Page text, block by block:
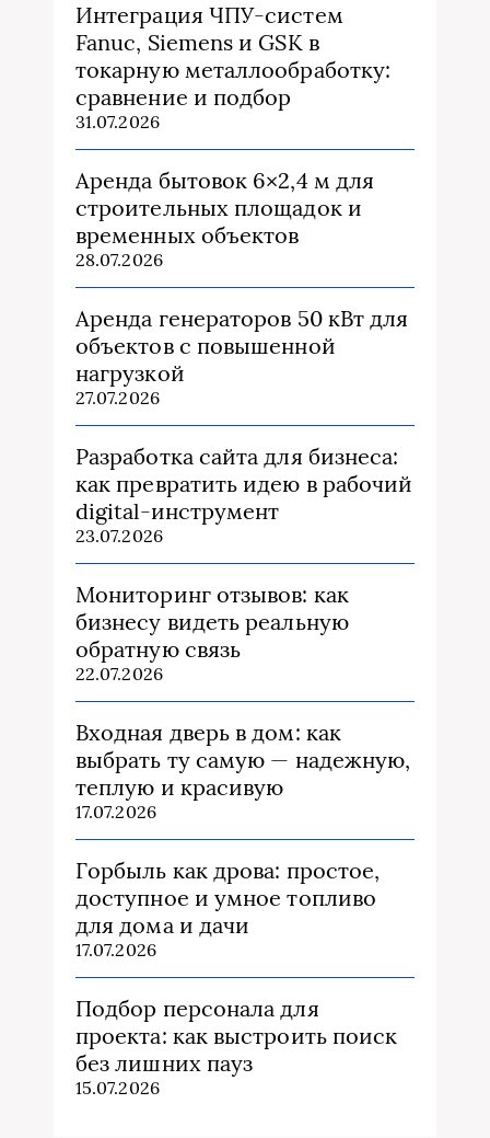
Интеграция ЧПУ-систем
Fanuc, Siemens и GSK в
токарную металлообработку:
сравнение и подбор
31.07.2026
Аренда бытовок 6×2,4 м для
строительных площадок и
временных объектов
28.07.2026
Аренда генераторов 50 кВт для
объектов с повышенной
нагрузкой
27.07.2026
Разработка сайта для бизнеса:
как превратить идею в рабочий
digital-инструмент
23.07.2026
Мониторинг отзывов: как
бизнесу видеть реальную
обратную связь
22.07.2026
Входная дверь в дом: как
выбрать ту самую — надежную,
теплую и красивую
17.07.2026
Горбыль как дрова: простое,
доступное и умное топливо
для дома и дачи
17.07.2026
Подбор персонала для
проекта: как выстроить поиск
без лишних пауз
15.07.2026